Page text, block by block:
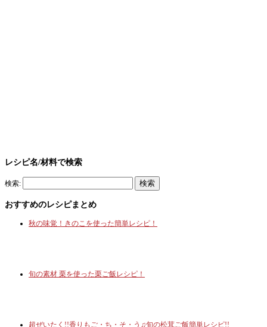
レシピ名/材料で検索
検索:
おすすめのレシピまとめ
秋の味覚！きのこを使った簡単レシピ！
旬の素材 栗を使った栗ご飯レシピ！
超ぜいたく!!香りもご・ち・そ・う♫旬の松茸ご飯簡単レシピ!!